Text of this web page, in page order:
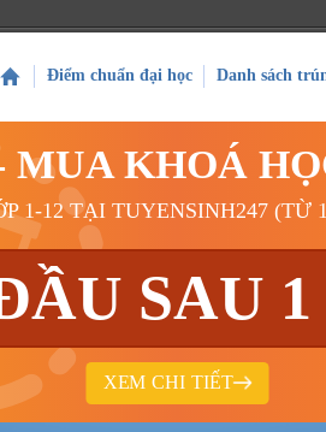
Điểm chuẩn đại học Danh sách
KHOÁ
1-12 TẠI TUYENSINH247 (TỪ
SAU
XEM CHI TIẾT